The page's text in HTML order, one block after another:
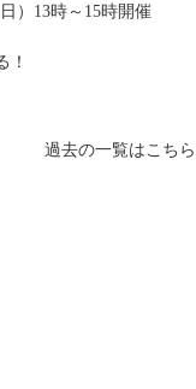
）13時～15時開催
！
過去の一覧はこちら